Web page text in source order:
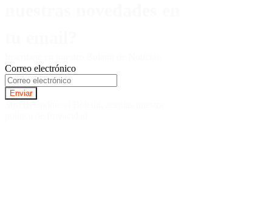
Correo electrónico